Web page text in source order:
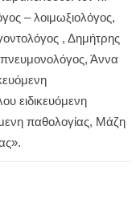
– λοιμωξιολόγος,
, Δημήτρης
Άννα
ειδικευόμενη
παθολογίας, Μάζη